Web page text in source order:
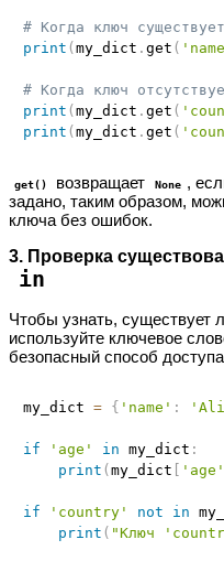
# Когда ключ существует
print ( my_dict . get (
# Когда ключ
print ( my_dict . get (
print ( my_dict . get (
get() возвращает None ,
задано, таким образом,
ключа без ошибок.
3. Проверка
in
Чтобы узнать, существует
используйте ключевое
безопасный способ
my_dict = { 'name' :
if 'age' in my_dict :
print ( my_dict 'age'
if 'country' not in
print ( "Ключ